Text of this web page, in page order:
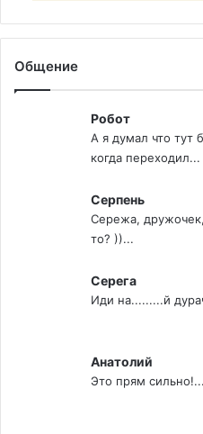
Общение
Робот
А я думал что тут
когда переходил...
Серпень
Сережа,
то? ))...
Серега
Иди на.........й
Анатолий
Это прям сильно!...